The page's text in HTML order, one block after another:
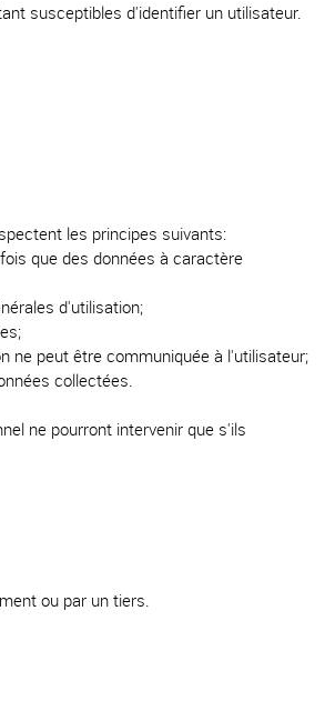
susceptibles d'identifier un utilisateur.
les principes suivants:
que des données à caractère
d'utilisation;
ne peut être communiquée à l'utilisateur;
collectées.
ne pourront intervenir que s'ils
ou par un tiers.